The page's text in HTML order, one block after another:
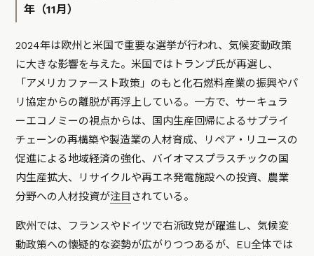
年（11月）
2024年は欧州と米国で重要な選挙が行われ、気候変動政策
に大きな影響を与えた。米国ではトランプ氏が再選し、
「アメリカファースト政策」のもと化石燃料産業の振興やパ
リ協定からの離脱が再浮上している。一方で、サーキュラ
ーエコノミーの視点からは、国内生産回帰によるサプライ
チェーンの再構築や製造業の人材育成、リペア・リユースの
促進による地域経済の強化、バイオマスプラスチックの国
内生産拡大、リサイクルや再エネ発電施設への投資、農業
分野への人材投資が注目 されている。
欧州では、フランスやドイツで右派政党が躍進し、気候変
動政策への懐疑的な姿勢が広がりつつあるが、EU全体では